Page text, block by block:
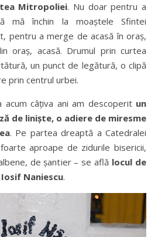
Mitropoliei. Nu doar pentru a
mă închin la moaştele Sfintei
pentru a merge de acasă în oraş,
oraş, acasă. Drumul prin curtea
un punct de legătură, o clipă
prin centrul urbei.
acum câţiva ani am descoperitun
de linişte, o adiere de miresme
. Pe partea dreaptă a Catedralei
aproape de zidurile bisericii,
de şantier – se află locul de
Naniescu.